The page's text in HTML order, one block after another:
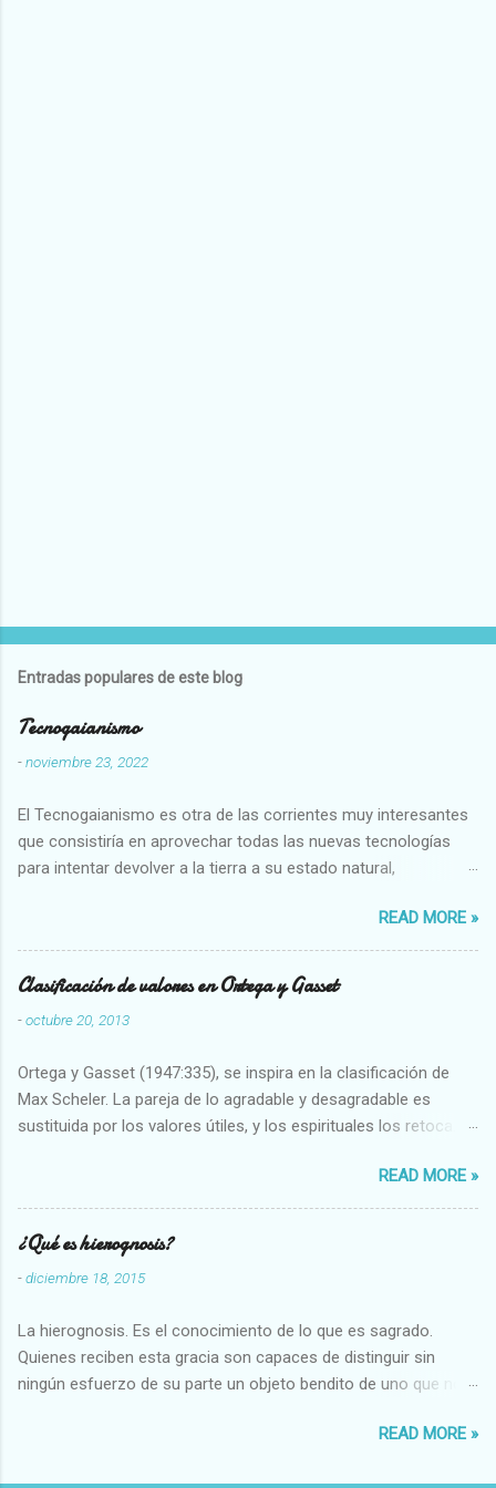
Entradas populares de este blog
Tecnogaianismo
-noviembre 23, 2022
El Tecnogaianismo es otra de las corrientes muy interesantes
que consistiría en aprovechar todas las nuevas tecnologías
para intentar devolver a la tierra a su estado natural,
READ MORE »
Clasificación de valores en Ortega y Gasset
-octubre 20, 2013
Ortega y Gasset (1947:335), se inspira en la clasificación de
Max Scheler. La pareja de lo agradable y desagradable es
sustituida por los valores útiles, y los espirituales los retoca.
Abundante-Escaso,etc 2 VITALES Sano-Enfermo Selecto-
Vulgar Enérgico-Inerte Fuerte-Débil,etc. 3 ESPIRITUALES a)
Intelectuales Conocimiento-Error Exacto-Aproximado
Evidente-Probable,etc b) Morales Bueno-malo Bondadoso-
malvado Justo-Injusto Escrupuloso-Relajado Leal-Desleal,etc.
Armonioso-Inarmonioso 4 RELIGIOSOS Santo-Pr...
READ MORE »
¿Qué es hierognosis?
-diciembre 18, 2015
La hierognosis. Es el conocimiento de lo que es sagrado.
Quienes reciben esta gracia son capaces de distinguir sin
ningún esfuerzo de su parte un objeto bendito de uno que no
READ MORE »